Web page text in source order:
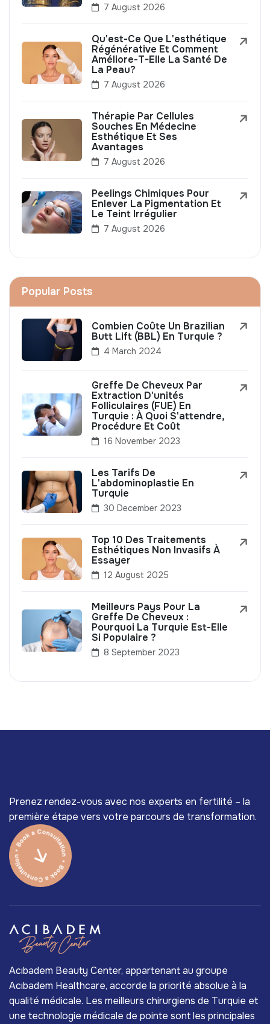
7 August 2026
Qu'est-Ce Que L'esthétique
Régénérative Et Comment
Améliore-T-Elle La Santé De
La Peau?
7 August 2026
Thérapie Par Cellules
Souches En Médecine
Esthétique Et Ses
Avantages
7 August 2026
Peelings Chimiques Pour
Enlever La Pigmentation Et
Le Teint Irrégulier
7 August 2026
Popular Posts
Combien Coûte Un Brazilian
Butt Lift (BBL) En Turquie ?
4 March 2024
Greffe De Cheveux Par
Extraction D'unités
Folliculaires (FUE) En
Turquie : À Quoi S'attendre,
Procédure Et Coût
16 November 2023
Les Tarifs De
L'abdominoplastie En
Turquie
30 December 2023
Top 10 Des Traitements
Esthétiques Non Invasifs À
Essayer
12 August 2025
Meilleurs Pays Pour La
Greffe De Cheveux :
Pourquoi La Turquie Est-Elle
Si Populaire ?
8 September 2023
Prenez rendez-vous avec nos experts en fertilité – la
première étape vers votre parcours de transformation.
Acıbadem Beauty Center, appartenant au groupe
Acıbadem Healthcare, accorde la priorité absolue à la
qualité médicale. Les meilleurs chirurgiens de Turquie et
une technologie médicale de pointe sont les principales